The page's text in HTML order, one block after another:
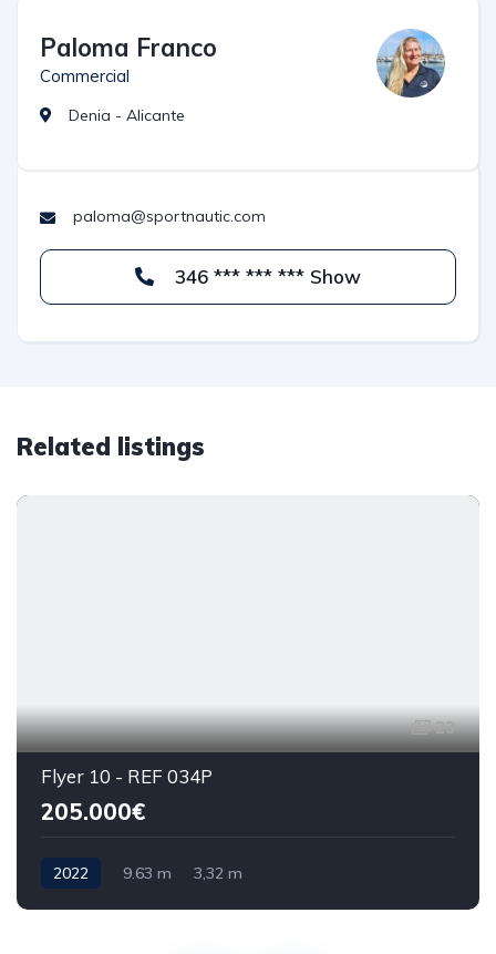
Paloma Franco
Commercial
Denia - Alicante
paloma@sportnautic.com
346 *** *** *** Show
Related listings
23
Flyer 10 - REF 034P
205.000€
2022 9.63 m 3,32 m